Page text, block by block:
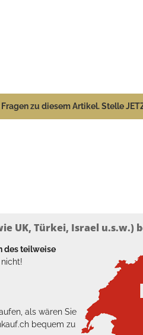
zu diesem Artikel. Stelle
UK, Türkei, Israel u.s.w.)
des teilweise
als wären Sie
bequem zu